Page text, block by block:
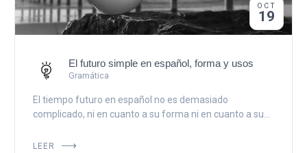
OCT
19
El futuro simple en español, forma y usos
Gramática
El tiempo futuro en español no es demasiado
complicado, ni en cuanto a su forma ni en cuanto a su...
LEER